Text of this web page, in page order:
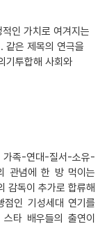
인 가치로 여겨지는
같은 제목의 연극을
기투합해 사회와
족-연대-질서-소유-
관념에 한 방 먹이는
감독이 추가로 합류해
인 기성세대 연기를
타 배우들의 출연이